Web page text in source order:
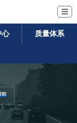
☰
心 质量体系